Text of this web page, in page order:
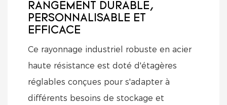
RANGEMENT DURABLE,
PERSONNALISABLE ET
EFFICACE
Ce rayonnage industriel robuste en acier
haute résistance est doté d'étagères
réglables conçues pour s'adapter à
différents besoins de stockage et